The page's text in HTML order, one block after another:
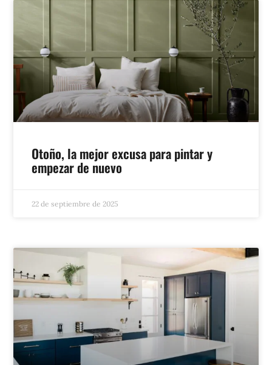
Otoño, la mejor excusa para pintar y
empezar de nuevo
22 de septiembre de 2025